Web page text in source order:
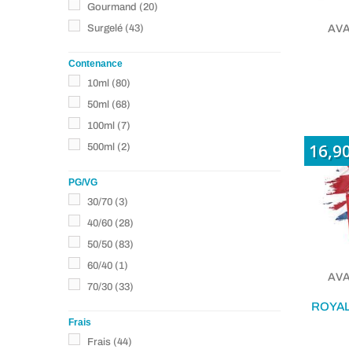
Gourmand (20)
Surgelé (43)
Contenance
10ml (80)
50ml (68)
100ml (7)
500ml (2)
PG/VG
30/70 (3)
40/60 (28)
50/50 (83)
60/40 (1)
70/30 (33)
Frais
Frais (44)